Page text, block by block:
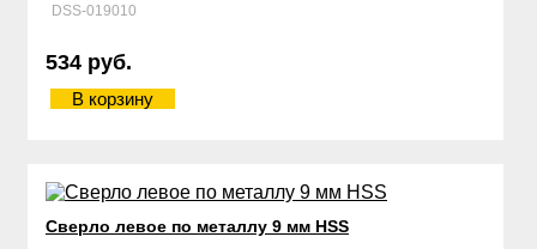
DSS-019010
534 руб.
В корзину
Сверло левое по металлу 9 мм HSS